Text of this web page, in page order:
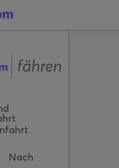
fähren
Nach